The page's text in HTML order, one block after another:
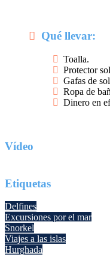
Qué llevar:
Toalla.
Protector
Gafas de
Ropa de
Dinero en
Vídeo
Etiquetas
Delfines
Excursiones por el mar
Snorkel
Viajes a las islas
Hurghada